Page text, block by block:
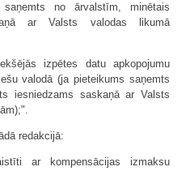
no ārvalstīm, minētais
ar Valsts valodas likumā
izpētes datu apkopojumu
valodā (ja pieteikums saņemts
iesniedzams saskaņā ar Valsts
redakcijā:
ar kompensācijas izmaksu